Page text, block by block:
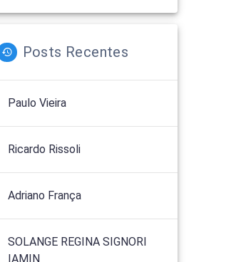
Posts Recentes
Paulo Vieira
Ricardo Rissoli
Adriano França
SOLANGE REGINA SIGNORI
IAMIN